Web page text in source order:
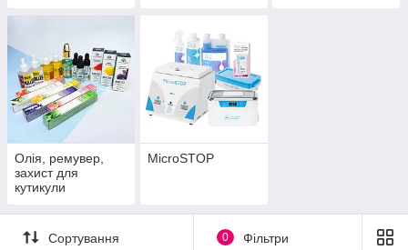
Олія, ремувер,
захист для
кутикули
MicroSTOP
Сортування 0 Фільтри